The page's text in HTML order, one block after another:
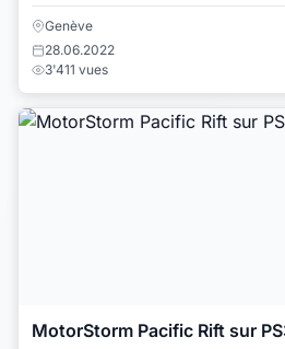
Genève
28.06.2022
3'411 vues
MotorStorm Pacific Rift